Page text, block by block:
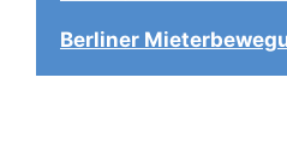
Berliner